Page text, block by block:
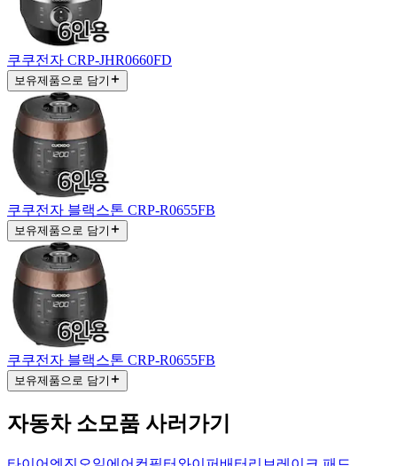
쿠쿠전자 CRP-JHR0660FD
보유제품으로 담기
쿠쿠전자 블랙스톤 CRP-R0655FB
보유제품으로 담기
쿠쿠전자 블랙스톤 CRP-R0655FB
보유제품으로 담기
자동차 소모품 사러가기